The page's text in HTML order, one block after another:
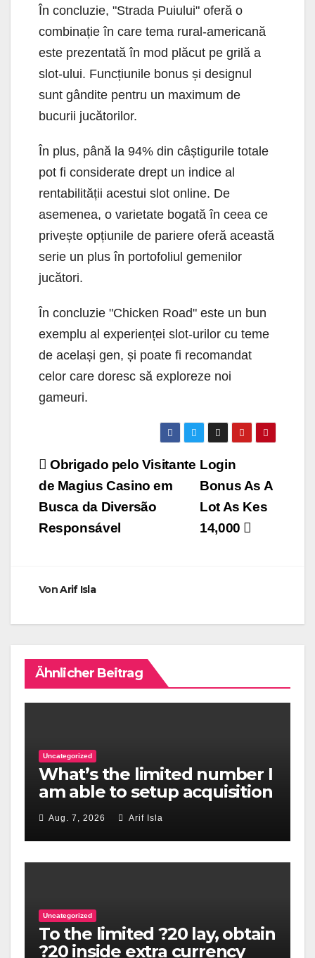
În concluzie, "Strada Puiului" oferă o
combinație în care tema rural-americană
este prezentată în mod plăcut pe grilă a
slot-ului. Funcțiunile bonus și designul
sunt gândite pentru un maximum de
bucurii jucătorilor.
În plus, până la 94% din câștigurile totale
pot fi considerate drept un indice al
rentabilității acestui slot online. De
asemenea, o varietate bogată în ceea ce
privește opțiunile de pariere oferă această
serie un plus în portofoliul gemenilor
jucători.
În concluzie "Chicken Road" este un bun
exemplu al experienței slot-urilor cu teme
de același gen, și poate fi recomandat
celor care doresc să exploreze noi
gameuri.
Beitragsnavigation
Login
Bonus As A
Lot As Kes
14,000
Obrigado pelo Visitante
de Magius Casino em
Busca da Diversão
Responsável
VonArif Isla
Ähnlicher Beitrag
Uncategorized
What’s the limited number I
am able to setup acquisition
casino?
Aug. 7, 2026 Arif Isla
Uncategorized
To the limited ?20 lay, obtain
?20 inside extra currency